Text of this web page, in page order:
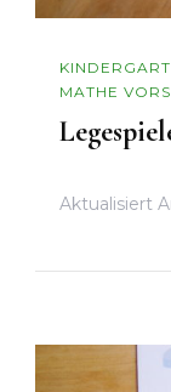
MATHE
Aktualisiert